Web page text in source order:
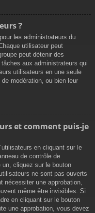
?
les administrateurs du
utilisateur peut
peut détenir des
aux administrateurs qui
utilisateurs en une seule
modération, ou bien leur
et comment puis-je
en cliquant sur le
de contrôle de
un, cliquez sur le bouton
ne sont pas ouverts
nécessiter une approbation,
même être invisibles. Si
en cliquant sur le bouton
une approbation, vous devez